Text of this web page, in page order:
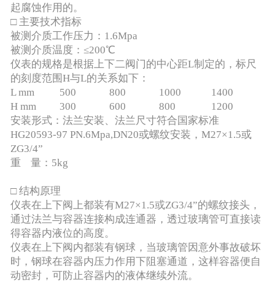
起腐蚀作用的。
□ 主要技术指标
被测介质工作压力：1.6Mpa
被测介质温度：≤200℃
仪表的规格是根据上下二阀门的中心距L制定的，标尺
的刻度范围H与L的关系如下：
L mm
500 800 1000
1400
H mm
300 600 800
1200
安装形式：法兰安装、法兰尺寸符合国家标准
HG20593-97 PN.6Mpa,DN20或螺纹安装，M27×1.5或
ZG3/4”
重 量：5kg
□ 结构原理
仪表在上下阀上都装有M27×1.5或ZG3/4”的螺纹接头，
通过法兰与容器连接构成连通器，透过玻璃管可直接读
得容器内液位的高度。
仪表在上下阀内都装有钢球，当玻璃管因意外事故破坏
时，钢球在容器内压力作用下阻塞通道，这样容器便自
动密封，可防止容器内的液体继续外流。